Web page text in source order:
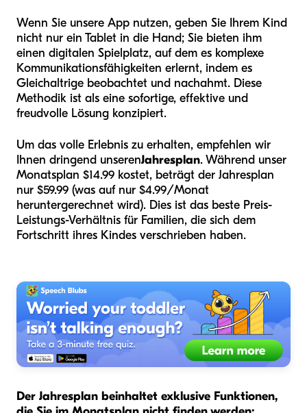
Wenn Sie unsere App nutzen, geben Sie Ihrem Kind
nicht nur ein Tablet in die Hand; Sie bieten ihm
einen digitalen Spielplatz, auf dem es komplexe
Kommunikationsfähigkeiten erlernt, indem es
Gleichaltrige beobachtet und nachahmt. Diese
Methodik ist als eine sofortige, effektive und
freudvolle Lösung konzipiert.
Um das volle Erlebnis zu erhalten, empfehlen wir
Ihnen dringend unserenJahresplan. Während unser
Monatsplan $14.99 kostet, beträgt der Jahresplan
nur $59.99 (was auf nur $4.99/Monat
heruntergerechnet wird). Dies ist das beste Preis-
Leistungs-Verhältnis für Familien, die sich dem
Fortschritt ihres Kindes verschrieben haben.
Der Jahresplan beinhaltet exklusive Funktionen,